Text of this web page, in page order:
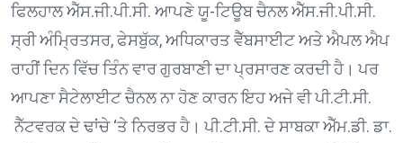
ਫਿਲਹਾਲ ਐੱਸ.ਜੀ.ਪੀ.ਸੀ. ਆਪਣੇ ਯੂ-ਟਿਊਬ ਚੈਨਲ ਐੱਸ.ਜੀ.ਪੀ.ਸੀ.
ਸ੍ਰੀ ਅੰਮ੍ਰਿਤਸਰ, ਫੇਸਬੁੱਕ, ਅਧਿਕਾਰਤ ਵੈੱਬਸਾਈਟ ਅਤੇ ਐਪਲ ਐਪ
ਰਾਹੀਂ ਦਿਨ ਵਿੱਚ ਤਿੰਨ ਵਾਰ ਗੁਰਬਾਣੀ ਦਾ ਪ੍ਰਸਾਰਣ ਕਰਦੀ ਹੈ। ਪਰ
ਆਪਣਾ ਸੈਟੇਲਾਈਟ ਚੈਨਲ ਨਾ ਹੋਣ ਕਾਰਨ ਇਹ ਅਜੇ ਵੀ ਪੀ.ਟੀ.ਸੀ.
ਨੈੱਟਵਰਕ ਦੇ ਢਾਂਚੇ ‘ਤੇ ਨਿਰਭਰ ਹੈ। ਪੀ.ਟੀ.ਸੀ. ਦੇ ਸਾਬਕਾ ਐੱਮ.ਡੀ. ਡਾ.